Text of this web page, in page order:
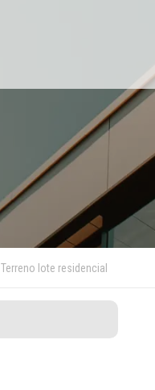
Terreno lote residencial